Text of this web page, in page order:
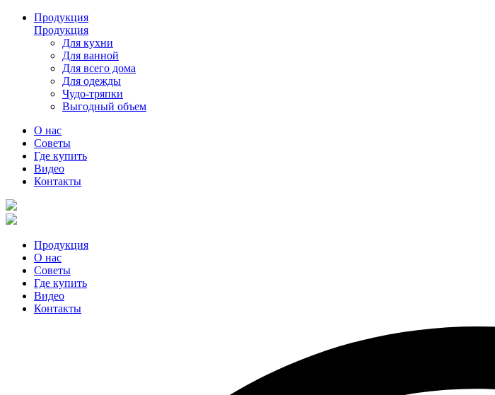
Продукция
Продукция
Для кухни
Для ванной
Для всего дома
Для одежды
Чудо-тряпки
Выгодный объем
О нас
Советы
Где купить
Видео
Контакты
Продукция
О нас
Советы
Где купить
Видео
Контакты